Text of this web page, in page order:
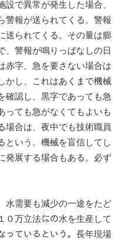
で異常が発生した場合、
警報が送られてくる。警報
送られてくる。その量は膨
、警報が鳴りっぱなしの日
赤字、急を要さない場合は
かし、これはあくまで機械
確認し、黒字であっても急
っても急がなくてもよいも
場合は、夜中でも技術職員
という。機械を盲信してし
発展する場合もある。必ず
水需要も減少の一途をたど
０万立法㍍の水を生産して
っているという。長年現場